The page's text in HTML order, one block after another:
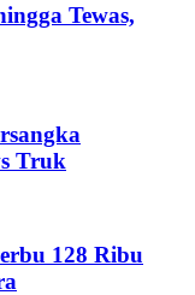
Tewas,
Truk
128 Ribu